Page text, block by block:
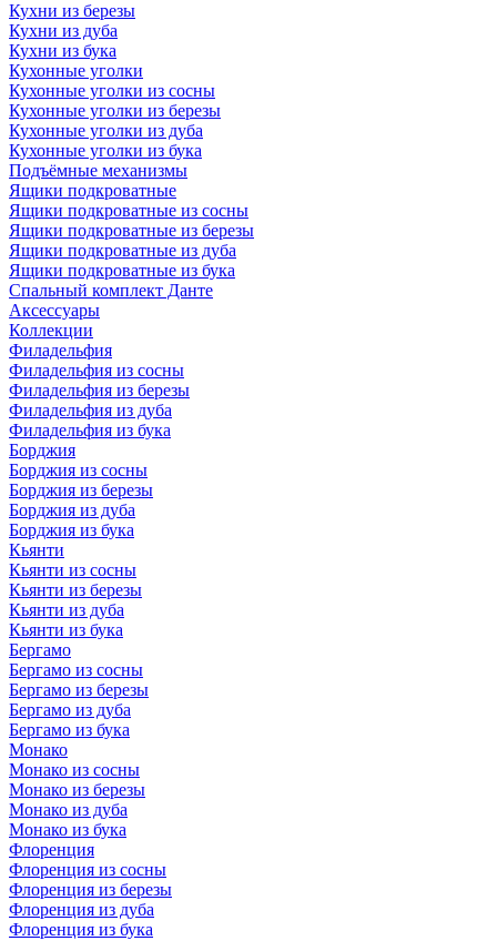
Кухни из березы
Кухни из дуба
Кухни из бука
Кухонные уголки
Кухонные уголки из сосны
Кухонные уголки из березы
Кухонные уголки из дуба
Кухонные уголки из бука
Подъёмные механизмы
Ящики подкроватные
Ящики подкроватные из сосны
Ящики подкроватные из березы
Ящики подкроватные из дуба
Ящики подкроватные из бука
Спальный комплект Данте
Аксессуары
Коллекции
Филадельфия
Филадельфия из сосны
Филадельфия из березы
Филадельфия из дуба
Филадельфия из бука
Борджия
Борджия из сосны
Борджия из березы
Борджия из дуба
Борджия из бука
Кьянти
Кьянти из сосны
Кьянти из березы
Кьянти из дуба
Кьянти из бука
Бергамо
Бергамо из сосны
Бергамо из березы
Бергамо из дуба
Бергамо из бука
Монако
Монако из сосны
Монако из березы
Монако из дуба
Монако из бука
Флоренция
Флоренция из сосны
Флоренция из березы
Флоренция из дуба
Флоренция из бука